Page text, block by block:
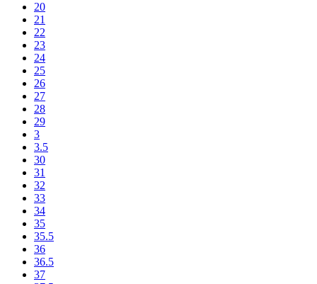
20
21
22
23
24
25
26
27
28
29
3
3.5
30
31
32
33
34
35
35.5
36
36.5
37